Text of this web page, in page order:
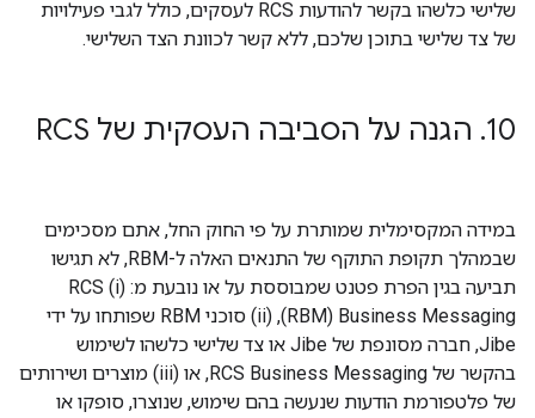
שלישי כלשהו בקשר להודעות RCS לעסקים, כולל לגבי פעילויות
של צד שלישי בתוכן שלכם, ללא קשר לכוונת הצד השלישי.
10
. הגנה על הסביבה העסקית של RCS
במידה המקסימלית שמותרת על פי החוק החל, אתם מסכימים
שבמהלך תקופת התוקף של התנאים האלה ל-RBM, לא תגישו
תביעה בגין הפרת פטנט שמבוססת על או נובעת מ: (i) RCS
Business Messaging‏ (RBM),‏ (ii) סוכני RBM שפותחו על ידי
Jibe, חברה מסונפת של Jibe או צד שלישי כלשהו לשימוש
בהקשר של RCS Business Messaging, או (iii) מוצרים ושירותים
של פלטפורמת הודעות שנעשה בהם שימוש, שנוצרו, סופקו או